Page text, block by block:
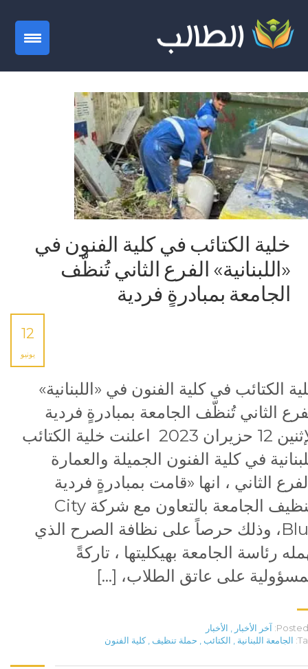
خلية الكتائب في كلية الفنون في
«اللبنانية» الفرع الثاني تُنظّف
الجامعة بمبادرةٍ فردية
12
يونيو
الكتائب في كلية الفنون في «اللبنانية»
الثاني تُنظّف الجامعة بمبادرةٍ فردية
الإثنين 12 حزيران 2023 اعلنت خلية الكتائب
في كلية الفنون الجميلة والعمارة
الثاني ، انها «قامت بمبادرةٍ فردية
لتنظيف الجامعة بالتعاون مع شركة City
Blue، وذلك حرصاً على نظافة الصرح الذي
رئاسة الجامعة بهيكليتها ، تاركةً
على عاتق الطلاب، […]
Posted آخر الأخبار , الأخبار
الجامعة اللبنانية , الكتائب, حملة تنظيف , كلية الفنون